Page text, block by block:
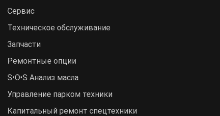
Сервис
Техническое обслуживание
Запчасти
Ремонтные опции
S•O•S Анализ масла
Управление парком техники
Капитальный ремонт спецтехники